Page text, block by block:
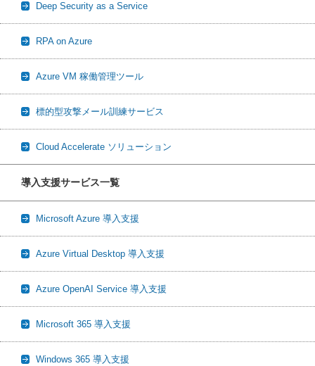
Deep Security as a Service
RPA on Azure
Azure VM 稼働管理ツール
標的型攻撃メール訓練サービス
Cloud Accelerate ソリューション
導入支援サービス一覧
Microsoft Azure 導入支援
Azure Virtual Desktop 導入支援
Azure OpenAI Service 導入支援
Microsoft 365 導入支援
Windows 365 導入支援